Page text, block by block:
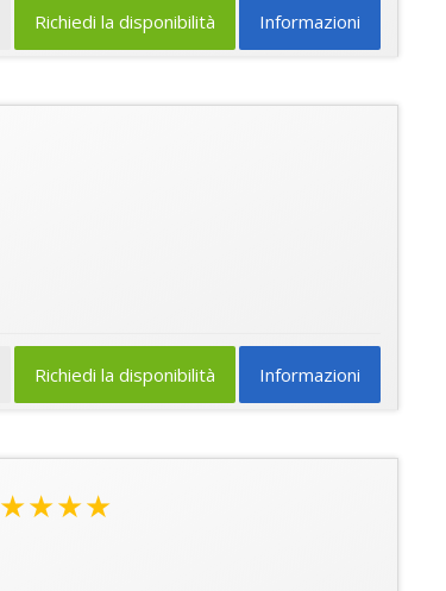
Informazioni
Richiedi la disponibilità
Informazioni
Richiedi la disponibilità
★★★★